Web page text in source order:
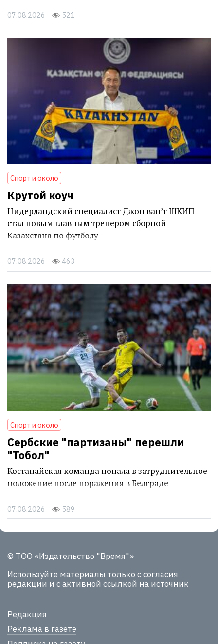
07.08.2026 521
Спорт и около
Крутой коуч
Нидерландский специалист Джон ван’т ШКИП
стал новым главным тренером сборной
Казахстана по футболу
07.08.2026 463
Спорт и около
Сербские "партизаны" перешли
"Тобол"
Костанайская команда попала в затруднительное
положение после поражения в Белграде
07.08.2026 589
© ТОО «Издательство "Время"»
Используйте материалы только с согласия
редакции и с активной ссылкой на источник
Редакция
Реклама в газете